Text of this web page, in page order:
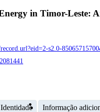
in Timor-Leste:
s2.0-
Identidade Informação